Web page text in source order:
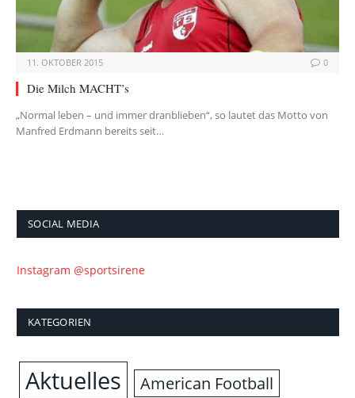
11. OKTOBER 2015 0
Die Milch MACHT’s
„Normal leben – und immer dranblieben“, so lautet das Motto von
Manfred Erdmann bereits seit…
SOCIAL MEDIA
Instagram @sportsirene
KATEGORIEN
Aktuelles American Football